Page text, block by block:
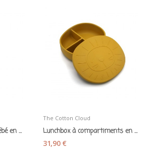
Duo de couverts pour bébé en silicone bleu jade
The Cotton Cloud
Lunchbox à compartiments en silicone «Alfie le...
31,90 €